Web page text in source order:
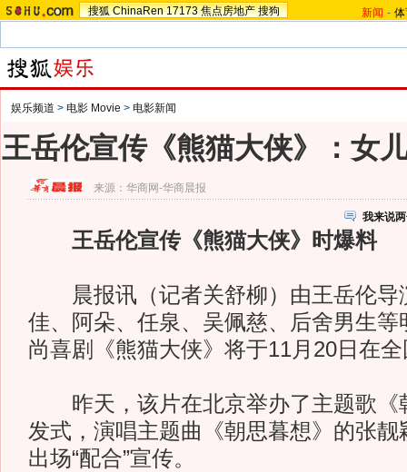
搜狐 ChinaRen 17173 焦点房地产 搜狗 新闻 -
娱乐频道 > 电影 Movie > 电影新闻
王岳伦宣传《熊猫大侠》：女
来源： 华商网-华商晨报
我来说
王岳伦宣传《熊猫大侠》时爆料
晨报讯（记者关舒柳）由王岳伦导
佳、阿朵、任泉、吴佩慈、后舍男生等
尚喜剧《熊猫大侠》将于11月20日在
昨天，该片在北京举办了主题歌《
发式，演唱主题曲《朝思暮想》的张靓
出场“配合”宣传。